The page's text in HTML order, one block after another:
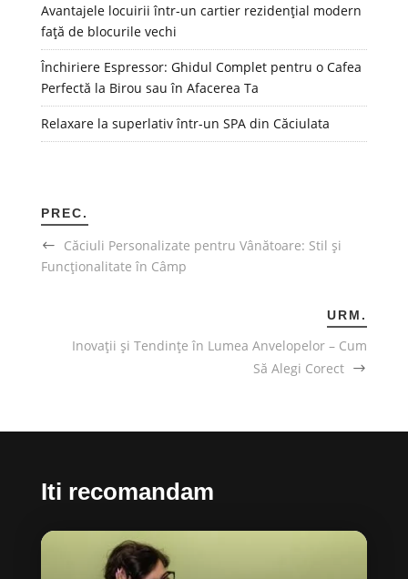
Avantajele locuirii într-un cartier rezidențial modern
față de blocurile vechi
Închiriere Espressor: Ghidul Complet pentru o Cafea
Perfectă la Birou sau în Afacerea Ta
Relaxare la superlativ într-un SPA din Căciulata
PREC.
Căciuli Personalizate pentru Vânătoare: Stil și
Funcționalitate în Câmp
URM.
Inovații și Tendințe în Lumea Anvelopelor – Cum
Să Alegi Corect
Iti recomandam